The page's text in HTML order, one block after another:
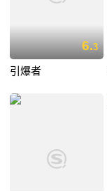
6.3
引爆者